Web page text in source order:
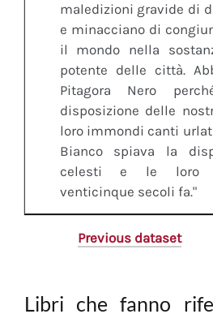
maledizioni gravide di
e minacciano di
il mondo nella
potente delle città.
Pitagora Nero
disposizione delle
loro immondi canti
Bianco spiava la
celesti e le loro
venticinque secoli fa."
Previous dataset
Libri che fanno